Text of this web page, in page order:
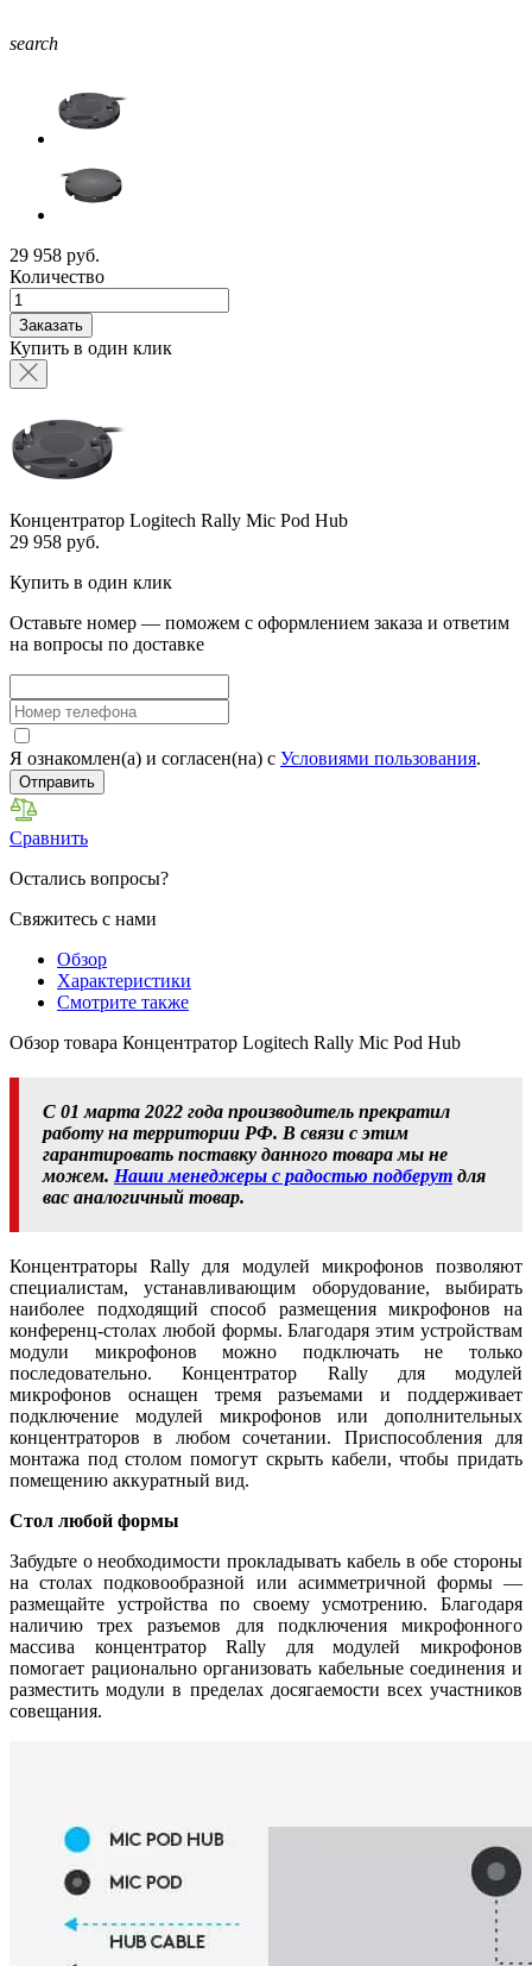
search
29 958 руб.
Количество
Заказать
Купить в один клик
Концентратор Logitech Rally Mic Pod Hub
29 958 руб.
Купить в один клик
Оставьте номер — поможем с оформлением заказа и ответим
на вопросы по доставке
Я ознакомлен(а) и согласен(на) с Условиями пользования.
Отправить
Сравнить
Остались вопросы?
Свяжитесь с нами
Обзор
Характеристики
Смотрите также
Обзор товара Концентратор Logitech Rally Mic Pod Hub
С 01 марта 2022 года производитель прекратил
работу на территории РФ. В связи с этим
гарантировать поставку данного товара мы не
можем. Наши менеджеры с радостью подберут для
вас аналогичный товар.
Концентраторы Rally для модулей микрофонов позволяют
специалистам, устанавливающим оборудование, выбирать
наиболее подходящий способ размещения микрофонов на
конференц-столах любой формы. Благодаря этим устройствам
модули микрофонов можно подключать не только
последовательно. Концентратор Rally для модулей
микрофонов оснащен тремя разъемами и поддерживает
подключение модулей микрофонов или дополнительных
концентраторов в любом сочетании. Приспособления для
монтажа под столом помогут скрыть кабели, чтобы придать
помещению аккуратный вид.
Стол любой формы
Забудьте о необходимости прокладывать кабель в обе стороны
на столах подковообразной или асимметричной формы —
размещайте устройства по своему усмотрению. Благодаря
наличию трех разъемов для подключения микрофонного
массива концентратор Rally для модулей микрофонов
помогает рационально организовать кабельные соединения и
разместить модули в пределах досягаемости всех участников
совещания.